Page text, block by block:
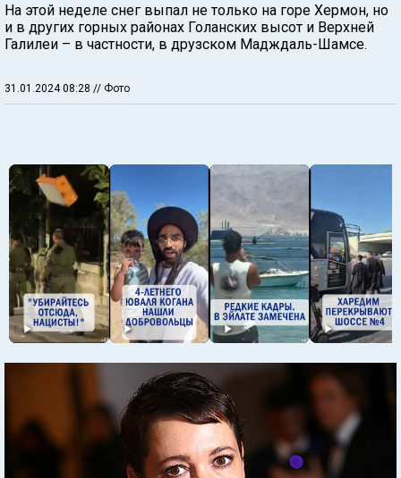
На этой неделе снег выпал не только на горе Хермон, но
и в других горных районах Голанских высот и Верхней
Галилеи – в частности, в друзском Мадждаль-Шамсе.
31.01.2024 08:28 // Фото